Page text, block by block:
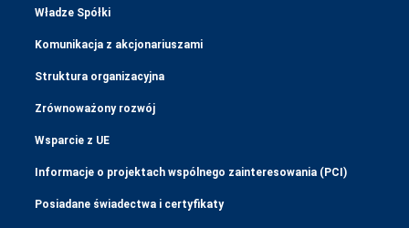
Władze Spółki
Komunikacja z akcjonariuszami
Struktura organizacyjna
Zrównoważony rozwój
Wsparcie z UE
Informacje o projektach wspólnego zainteresowania (PCI)
Posiadane świadectwa i certyfikaty